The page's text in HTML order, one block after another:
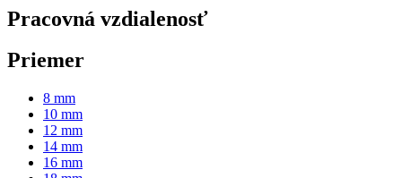
Pracovná vzdialenosť
Priemer
8 mm
10 mm
12 mm
14 mm
16 mm